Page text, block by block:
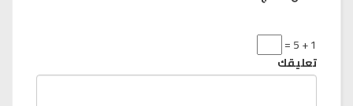
1 + 5 =
تعليقك